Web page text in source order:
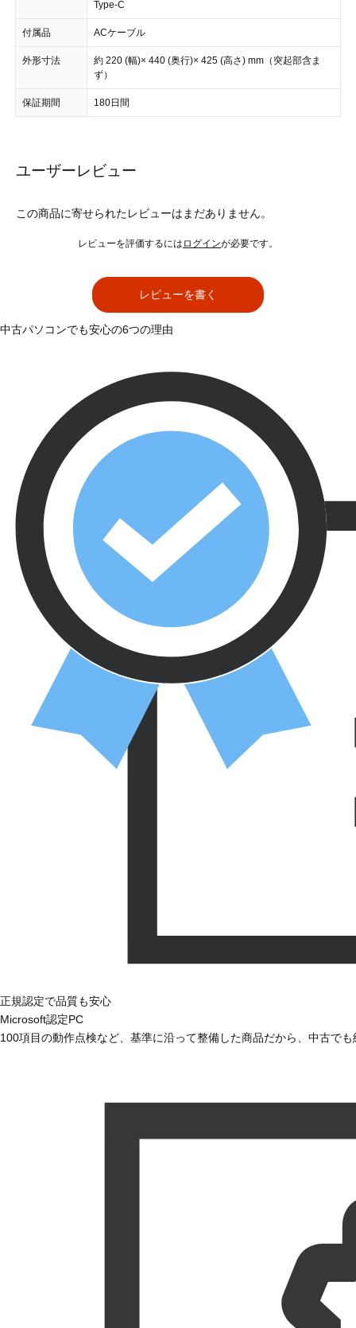
Type-C
付属品 ACケーブル
外形寸法
約 220 (幅)× 440 (奥行)× 425 (高さ) mm（突起部含ま
ず）
保証期間 180日間
ユーザーレビュー
この商品に寄せられたレビューはまだありません。
レビューを評価するには ログインが必要です。
レビューを書く
中古パソコンでも安心の6つの理由
正規認定で品質も安心
Microsoft認定PC
100項目の動作点検など、基準に沿って整備した商品だから、中古で